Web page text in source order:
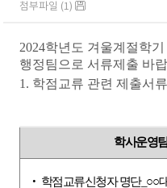
첨부파일 (1)
2024학년도 겨울계절학
행정팀으로 서류제출 바
1. 학점교류 관련 제출서류
학사운영
‧ 학점교류신청자 명단_○○